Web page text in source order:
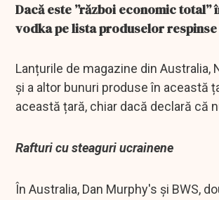
Dacă este ”război economic
vodka pe lista produselor
Lanțurile de magazine din Australia,
și a altor bunuri produse în această
această țară, chiar dacă declară că
Rafturi cu steaguri ucrainene
În Australia, Dan Murphy's și BWS,